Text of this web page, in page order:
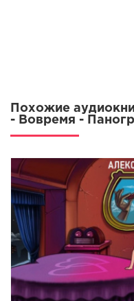
Похожие
- Вовремя -